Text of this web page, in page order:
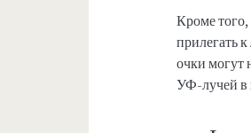
Кроме
прилегать
очки могут
УФ-лучей в